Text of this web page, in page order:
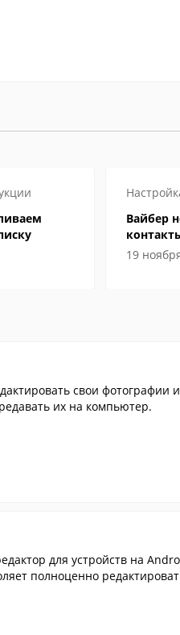
Вайбер
19
свои фотографии
их на компьютер.
для устройств на
полноценно